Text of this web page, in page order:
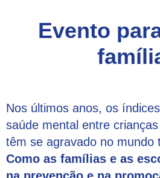
Evento
Nos últimos anos, os
saúde mental entre
têm se agravado no mundo
Como as famílias e as
na prevenção e na